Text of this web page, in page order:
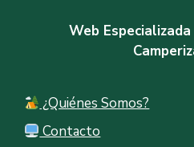
Web
¿Quiénes Somos?
Contacto